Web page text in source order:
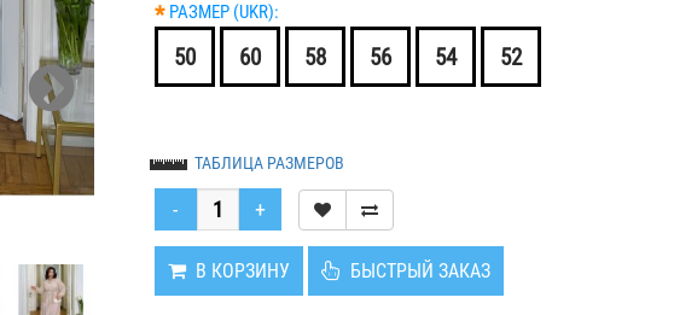
* РАЗМЕР (UKR):
50 60 58 56 54 52
ТАБЛИЦА РАЗМЕРОВ
В КОРЗИНУ БЫСТРЫЙ ЗАКАЗ